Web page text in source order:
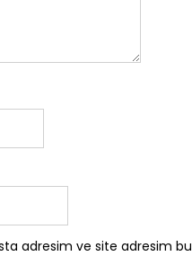
adresim ve site adresim